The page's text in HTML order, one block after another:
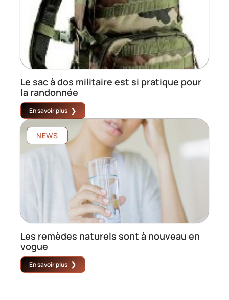
Le sac à dos militaire est si pratique pour
la randonnée
En savoir plus
NEWS
Les remèdes naturels sont à nouveau en
vogue
En savoir plus